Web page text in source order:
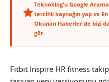
Teknoblog'u Google
tercihli kaynağın yap ve
Okunan Haberler'de bizi
gör.
Fitbit Inspire HR fitness